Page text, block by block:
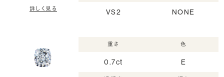
詳しく見る VS2 NONE
重さ
0.7ct
色
E